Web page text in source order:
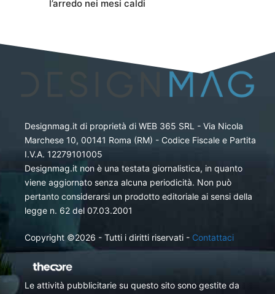
l’arredo nei mesi caldi
Designmag.it di proprietà di WEB 365 SRL - Via Nicola
Marchese 10, 00141 Roma (RM) - Codice Fiscale e Partita
I.V.A. 12279101005
Designmag.it non è una testata giornalistica, in quanto
viene aggiornato senza alcuna periodicità. Non può
pertanto considerarsi un prodotto editoriale ai sensi della
legge n. 62 del 07.03.2001
Copyright ©2026 - Tutti i diritti riservati - Contattaci
Le attività pubblicitarie su questo sito sono gestite da